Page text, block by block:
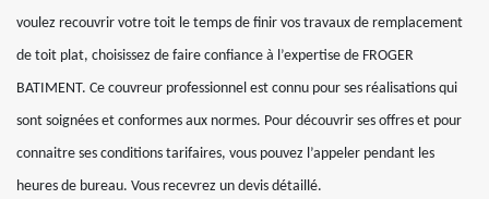
voulez recouvrir votre toit le temps de finir vos travaux de remplacement
de toit plat, choisissez de faire confiance à l’expertise de FROGER
BATIMENT. Ce couvreur professionnel est connu pour ses réalisations qui
sont soignées et conformes aux normes. Pour découvrir ses offres et pour
connaitre ses conditions tarifaires, vous pouvez l’appeler pendant les
heures de bureau. Vous recevrez un devis détaillé.